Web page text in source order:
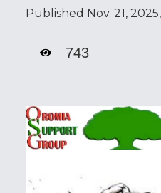
Published Nov. 21,
743